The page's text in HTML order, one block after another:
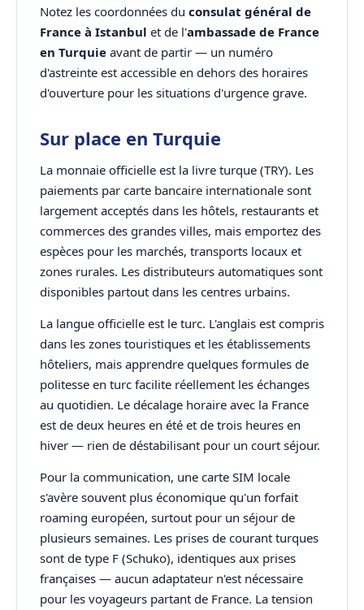
Notez les coordonnées du consulat général de
France à Istanbul et de l'ambassade de France
en Turquie avant de partir — un numéro
d'astreinte est accessible en dehors des horaires
d'ouverture pour les situations d'urgence grave.
Sur place en Turquie
La monnaie officielle est la livre turque (TRY). Les
paiements par carte bancaire internationale sont
largement acceptés dans les hôtels, restaurants et
commerces des grandes villes, mais emportez des
espèces pour les marchés, transports locaux et
zones rurales. Les distributeurs automatiques sont
disponibles partout dans les centres urbains.
La langue officielle est le turc. L'anglais est compris
dans les zones touristiques et les établissements
hôteliers, mais apprendre quelques formules de
politesse en turc facilite réellement les échanges
au quotidien. Le décalage horaire avec la France
est de deux heures en été et de trois heures en
hiver — rien de déstabilisant pour un court séjour.
Pour la communication, une carte SIM locale
s'avère souvent plus économique qu'un forfait
roaming européen, surtout pour un séjour de
plusieurs semaines. Les prises de courant turques
sont de type F (Schuko), identiques aux prises
françaises — aucun adaptateur n'est nécessaire
pour les voyageurs partant de France. La tension